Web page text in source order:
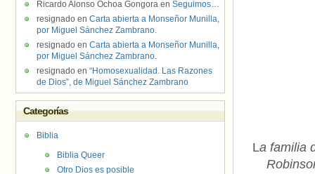
La familia
Ricardo Alonso Ochoa Gongora en Seguimos…
resignado en Carta abierta a Monseñor Munilla,
por Miguel Sánchez Zambrano.
resignado en Carta abierta a Monseñor Munilla,
por Miguel Sánchez Zambrano.
resignado en “Homosexualidad. Las Razones
de Dios”, de Miguel Sánchez Zambrano
Categorías
Biblia
Biblia Queer
Otro Dios es posible